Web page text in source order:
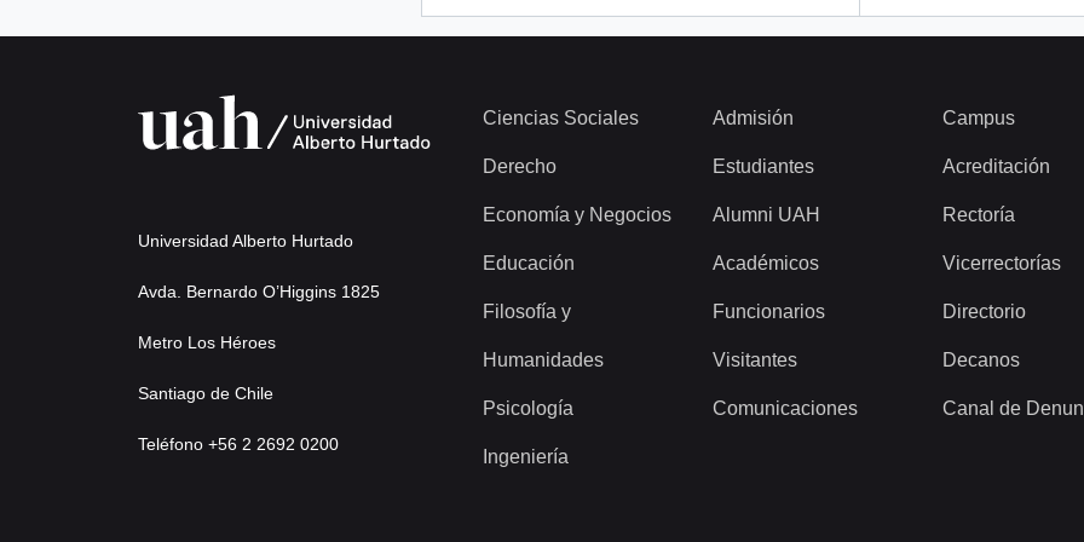
Universidad Alberto Hurtado
Avda. Bernardo O’Higgins 1825
Metro Los Héroes
Santiago de Chile
Teléfono +56 2 2692 0200
Ciencias Sociales
Derecho
Economía y Negocios
Educación
Filosofía y
Humanidades
Psicología
Ingeniería
Admisión
Estudiantes
Alumni UAH
Académicos
Funcionarios
Visitantes
Comunicaciones
Campus
Acreditación
Rectoría
Vicerrectorías
Directorio
Decanos
Canal de